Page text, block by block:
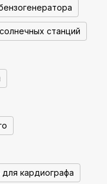
станций
кардиографа